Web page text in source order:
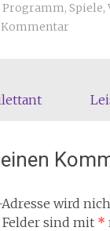
Programm, Spiele,
Kommentar
wird
sind mit *